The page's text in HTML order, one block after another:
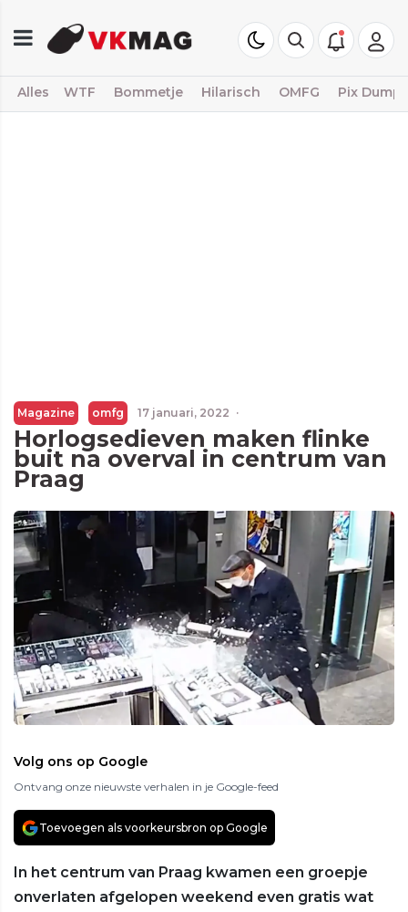
Alles WTF Bommetje Hilarisch OMFG Pix Dump
Magazine omfg 17 januari, 2022 ·
Horlogsedieven maken flinke
buit na overval in centrum van
Praag
Volg ons op Google
Ontvang onze nieuwste verhalen in je Google-feed
Toevoegen als voorkeursbron op Google
In het centrum van Praag kwamen een groepje
onverlaten afgelopen weekend even gratis wat